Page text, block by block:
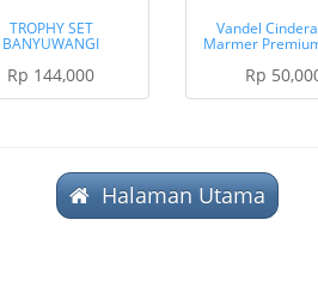
TROPHY SET
BANYUWANGI
Rp 144,000
Vandel
Marmer
Rp
Halaman Utama